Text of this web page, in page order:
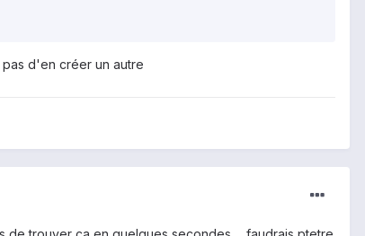
d'en créer un autre